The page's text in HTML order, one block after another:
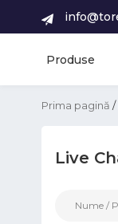
Produse
Prima pagină /
Live